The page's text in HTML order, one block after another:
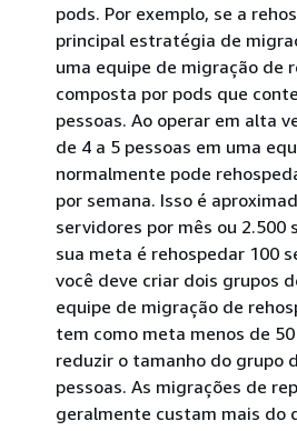
pods. Por exemplo, se a
principal estratégia de
uma equipe de migração de
composta por pods que
pessoas. Ao operar em alta
de 4 a 5 pessoas em uma
normalmente pode
por semana. Isso é
servidores por mês ou 2.500
sua meta é rehospedar 100
você deve criar dois grupos
equipe de migração de
tem como meta menos de
reduzir o tamanho do grupo
pessoas. As migrações de
geralmente custam mais do